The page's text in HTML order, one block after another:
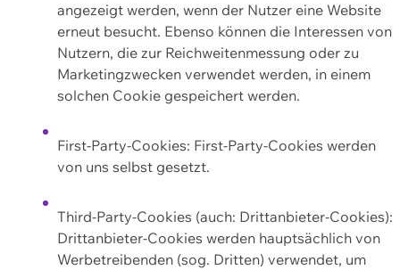
angezeigt werden, wenn der Nutzer eine Website
erneut besucht. Ebenso können die Interessen von
Nutzern, die zur Reichweitenmessung oder zu
Marketingzwecken verwendet werden, in einem
solchen Cookie gespeichert werden.
First-Party-Cookies: First-Party-Cookies werden
von uns selbst gesetzt.
Third-Party-Cookies (auch: Drittanbieter-Cookies):
Drittanbieter-Cookies werden hauptsächlich von
Werbetreibenden (sog. Dritten) verwendet, um